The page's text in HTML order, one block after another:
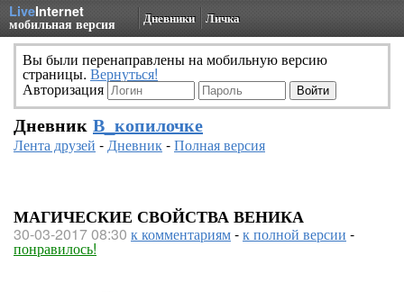
LiveInternet
мобильная версия Дневники Личка
Вы были перенаправлены на мобильную версию
страницы. Вернуться!
Авторизация
Дневник В_копилочке
Лента друзей -Дневник-Полная версия
МАГИЧЕСКИЕ СВОЙСТВА ВЕНИКА
30-03-2017 08:30 к комментариям-к полной версии -
понравилось!